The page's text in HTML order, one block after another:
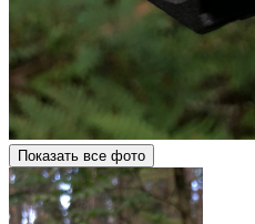
Показать все фото